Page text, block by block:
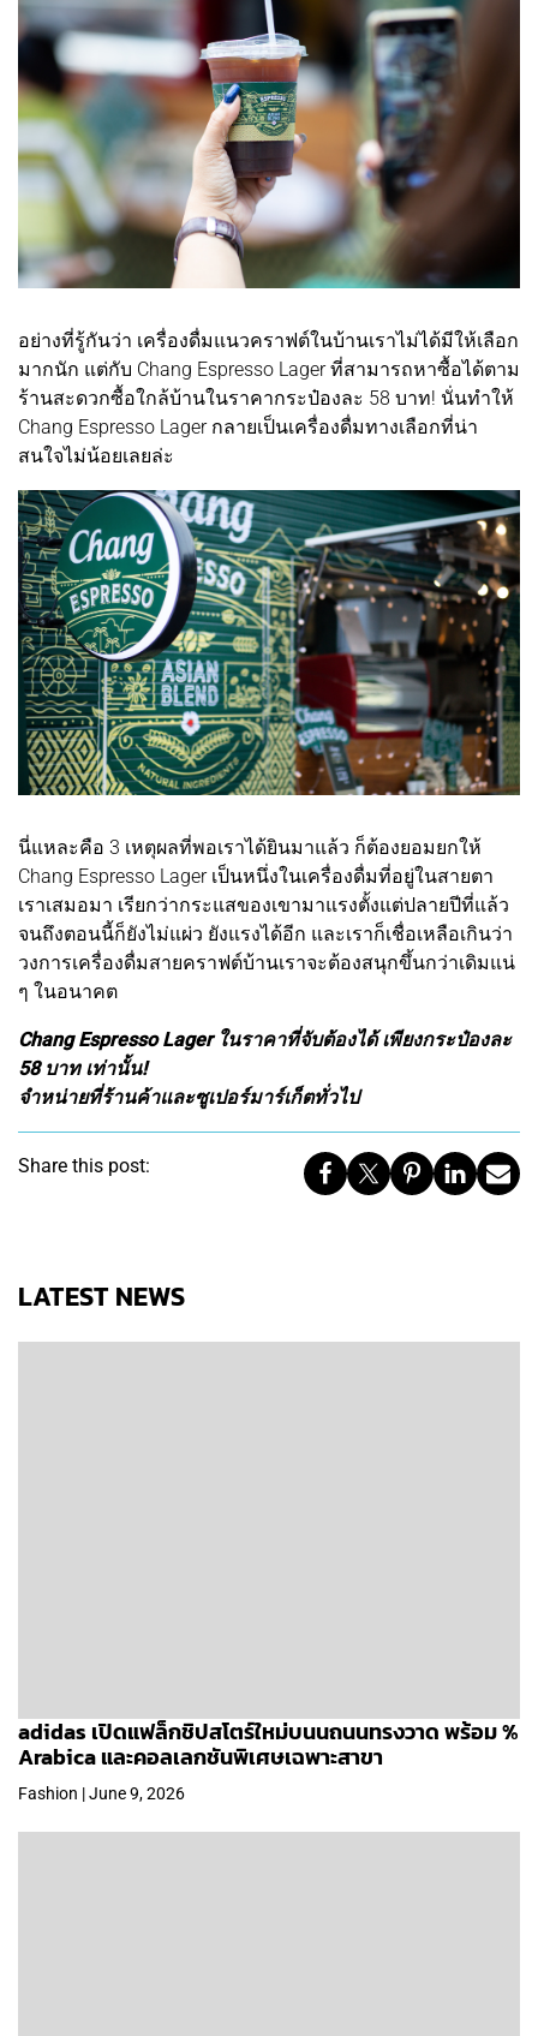
อย่างที่รู้กันว่า เครื่องดื่มแนวคราฟต์ในบ้านเราไม่ได้มีให้เลือก
มากนัก แต่กับ Chang Espresso Lager ที่สามารถหาซื้อได้ตาม
ร้านสะดวกซื้อใกล้บ้านในราคากระป๋องละ 58 บาท! นั่นทำให้
Chang Espresso Lager กลายเป็นเครื่องดื่มทางเลือกที่น่า
สนใจไม่น้อยเลยล่ะ
นี่แหละคือ 3 เหตุผลที่พอเราได้ยินมาแล้ว ก็ต้องยอมยกให้
Chang Espresso Lager เป็นหนึ่งในเครื่องดื่มที่อยู่ในสายตา
เราเสมอมา เรียกว่ากระแสของเขามาแรงตั้งแต่ปลายปีที่แล้ว
จนถึงตอนนี้ก็ยังไม่แผ่ว ยังแรงได้อีก และเราก็เชื่อเหลือเกินว่า
วงการเครื่องดื่มสายคราฟต์บ้านเราจะต้องสนุกขึ้นกว่าเดิมแน่
ๆ ในอนาคต
Chang Espresso Lager ในราคาที่จับต้องได้ เพียงกระป๋องละ
58 บาท เท่านั้น!
จำหน่ายที่ร้านค้าและซูเปอร์มาร์เก็ตทั่วไป
Share this post:
LATEST NEWS
adidas เปิดแฟล็กชิปสโตร์ใหม่บนนถนนทรงวาด พร้อม %
Arabica และคอลเลกชันพิเศษเฉพาะสาขา
Fashion | June 9, 2026